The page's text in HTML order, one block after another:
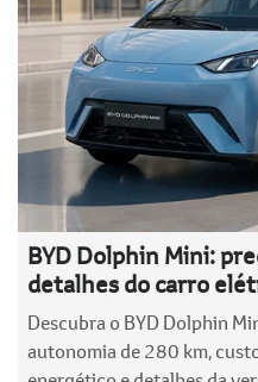
BYD Dolphin Mini:
detalhes do carro
Descubra o BYD Dolphin
autonomia de 280 km,